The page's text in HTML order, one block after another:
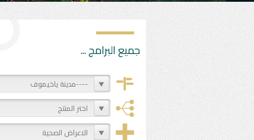
جميع البرامج ...
----مدينة ياخيموف
اختر المنتج
الاعراض الصحية